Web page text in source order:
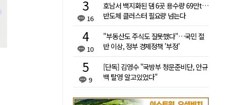
16
호남서 백지화된 댐 6곳 용수량 69만t…
반도체 클러스터 필요량 넘는다
10
"부동산도 주식도 잘못했다"…국민 절
반 이상, 정부 경제정책 '부정'
9
[단독] 김영수 "국방부 청문준비단, 안규
백 탈영 알고있었다"